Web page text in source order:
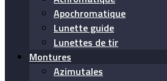
Apochromatique
Lunette guide
Lunettes de tir
Montures
Azimutales